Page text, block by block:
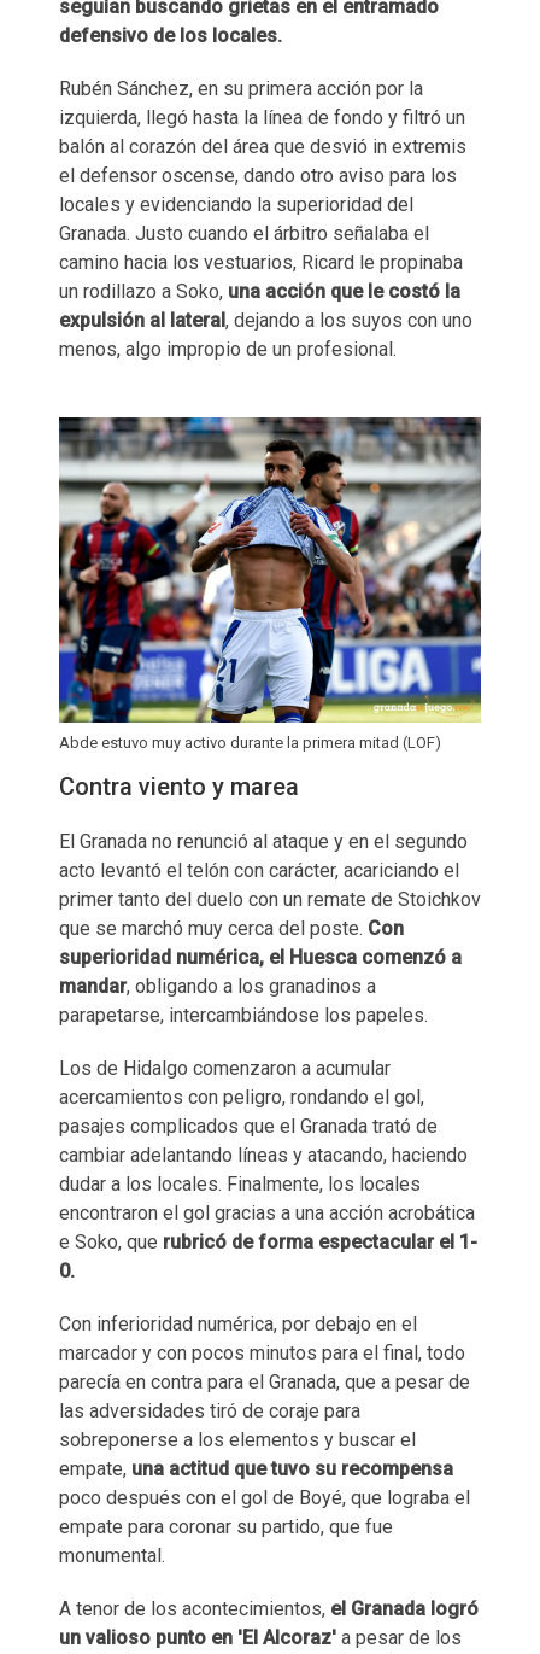
seguían buscando grietas en el entramado
defensivo de los locales.
Rubén Sánchez, en su primera acción por la
izquierda, llegó hasta la línea de fondo y filtró un
balón al corazón del área que desvió in extremis
el defensor oscense, dando otro aviso para los
locales y evidenciando la superioridad del
Granada. Justo cuando el árbitro señalaba el
camino hacia los vestuarios, Ricard le propinaba
un rodillazo a Soko, una acción que le costó la
expulsión al lateral, dejando a los suyos con uno
menos, algo impropio de un profesional.
Abde estuvo muy activo durante la primera mitad (LOF)
Contra viento y marea
El Granada no renunció al ataque y en el segundo
acto levantó el telón con carácter, acariciando el
primer tanto del duelo con un remate de Stoichkov
que se marchó muy cerca del poste. Con
superioridad numérica, el Huesca comenzó a
mandar, obligando a los granadinos a
parapetarse, intercambiándose los papeles.
Los de Hidalgo comenzaron a acumular
acercamientos con peligro, rondando el gol,
pasajes complicados que el Granada trató de
cambiar adelantando líneas y atacando, haciendo
dudar a los locales. Finalmente, los locales
encontraron el gol gracias a una acción acrobática
e Soko, que rubricó de forma espectacular el 1-
0.
Con inferioridad numérica, por debajo en el
marcador y con pocos minutos para el final, todo
parecía en contra para el Granada, que a pesar de
las adversidades tiró de coraje para
sobreponerse a los elementos y buscar el
empate, una actitud que tuvo su recompensa
poco después con el gol de Boyé, que lograba el
empate para coronar su partido, que fue
monumental.
A tenor de los acontecimientos, el Granada logró
un valioso punto en 'El Alcoraz' a pesar de los